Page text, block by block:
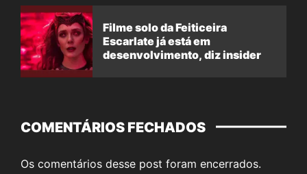
Filme solo da Feiticeira
Escarlate já está em
desenvolvimento, diz insider
COMENTÁRIOS FECHADOS
Os comentários desse post foram encerrados.